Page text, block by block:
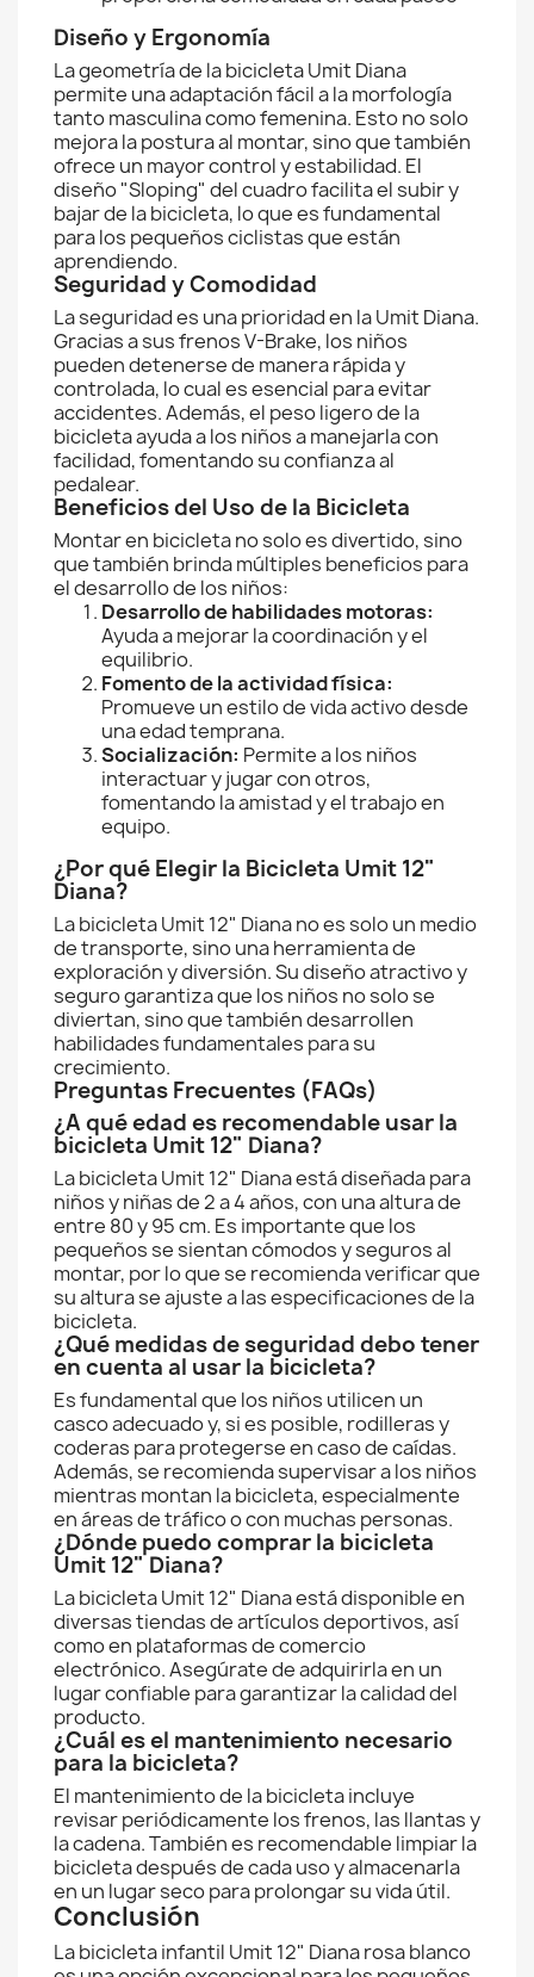
Diseño y Ergonomía
La geometría de la bicicleta Umit Diana
permite una adaptación fácil a la morfología
tanto masculina como femenina. Esto no solo
mejora la postura al montar, sino que también
ofrece un mayor control y estabilidad. El
diseño "Sloping" del cuadro facilita el subir y
bajar de la bicicleta, lo que es fundamental
para los pequeños ciclistas que están
aprendiendo.
Seguridad y Comodidad
La seguridad es una prioridad en la Umit Diana.
Gracias a sus frenos V-Brake, los niños
pueden detenerse de manera rápida y
controlada, lo cual es esencial para evitar
accidentes. Además, el peso ligero de la
bicicleta ayuda a los niños a manejarla con
facilidad, fomentando su confianza al
pedalear.
Beneficios del Uso de la Bicicleta
Montar en bicicleta no solo es divertido, sino
que también brinda múltiples beneficios para
el desarrollo de los niños:
Desarrollo de habilidades motoras:
Ayuda a mejorar la coordinación y el
equilibrio.
Fomento de la actividad física:
Promueve un estilo de vida activo desde
una edad temprana.
Socialización: Permite a los niños
interactuar y jugar con otros,
fomentando la amistad y el trabajo en
equipo.
¿Por qué Elegir la Bicicleta Umit 12"
Diana?
La bicicleta Umit 12" Diana no es solo un medio
de transporte, sino una herramienta de
exploración y diversión. Su diseño atractivo y
seguro garantiza que los niños no solo se
diviertan, sino que también desarrollen
habilidades fundamentales para su
crecimiento.
Preguntas Frecuentes (FAQs)
¿A qué edad es recomendable usar la
bicicleta Umit 12" Diana?
La bicicleta Umit 12" Diana está diseñada para
niños y niñas de 2 a 4 años, con una altura de
entre 80 y 95 cm. Es importante que los
pequeños se sientan cómodos y seguros al
montar, por lo que se recomienda verificar que
su altura se ajuste a las especificaciones de la
bicicleta.
¿Qué medidas de seguridad debo tener
en cuenta al usar la bicicleta?
Es fundamental que los niños utilicen un
casco adecuado y, si es posible, rodilleras y
coderas para protegerse en caso de caídas.
Además, se recomienda supervisar a los niños
mientras montan la bicicleta, especialmente
en áreas de tráfico o con muchas personas.
¿Dónde puedo comprar la bicicleta
Umit 12" Diana?
La bicicleta Umit 12" Diana está disponible en
diversas tiendas de artículos deportivos, así
como en plataformas de comercio
electrónico. Asegúrate de adquirirla en un
lugar confiable para garantizar la calidad del
producto.
¿Cuál es el mantenimiento necesario
para la bicicleta?
El mantenimiento de la bicicleta incluye
revisar periódicamente los frenos, las llantas y
la cadena. También es recomendable limpiar la
bicicleta después de cada uso y almacenarla
en un lugar seco para prolongar su vida útil.
Conclusión
La bicicleta infantil Umit 12" Diana rosa blanco